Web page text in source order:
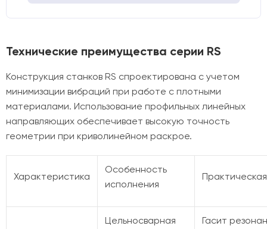
Технические преимущества серии RS
Конструкция станков RS спроектирована с учетом
минимизации вибраций при работе с плотными
материалами. Использование профильных линейных
направляющих обеспечивает высокую точность
геометрии при криволинейном раскрое.
Характеристика
Особенность
исполнения
Цельносварная
Гасит